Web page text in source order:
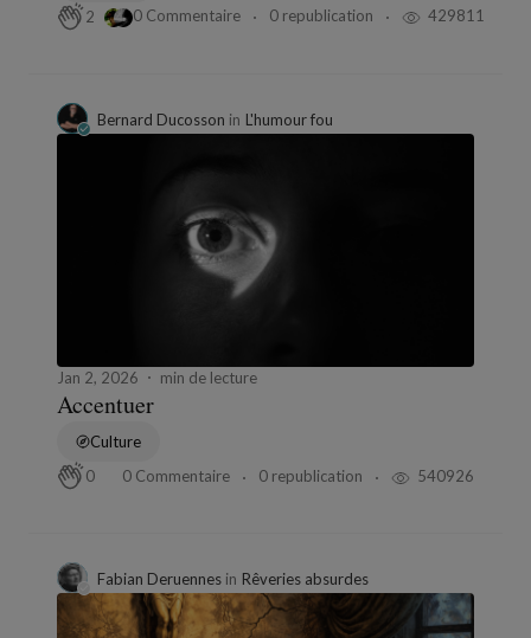
2 0 Commentaire 0 republication 429811
Bernard Ducosson in L'humour fou
Jan 2, 2026 min de lecture
Accentuer
Culture
0
0 Commentaire 0 republication 540926
Fabian Deruennes in Rêveries absurdes